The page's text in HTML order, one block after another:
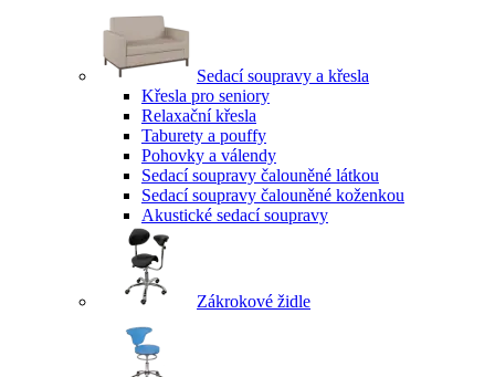
Sedací soupravy a křesla
Křesla pro seniory
Relaxační křesla
Taburety a pouffy
Pohovky a válendy
Sedací soupravy čalouněné látkou
Sedací soupravy čalouněné koženkou
Akustické sedací soupravy
Zákrokové židle